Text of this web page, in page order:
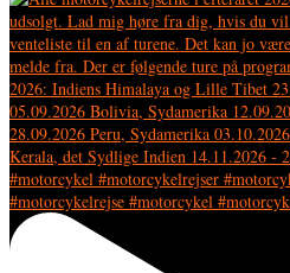
#motorcykelrejse #motorcykel